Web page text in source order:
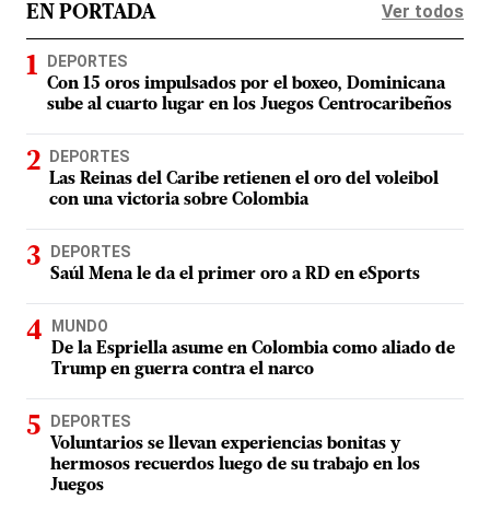
EN PORTADA Ver todos
DEPORTES
Con 15 oros impulsados por el boxeo, Dominicana
sube al cuarto lugar en los Juegos Centrocaribeños
DEPORTES
Las Reinas del Caribe retienen el oro del voleibol
con una victoria sobre Colombia
DEPORTES
Saúl Mena le da el primer oro a RD en eSports
MUNDO
De la Espriella asume en Colombia como aliado de
Trump en guerra contra el narco
DEPORTES
Voluntarios se llevan experiencias bonitas y
hermosos recuerdos luego de su trabajo en los
Juegos